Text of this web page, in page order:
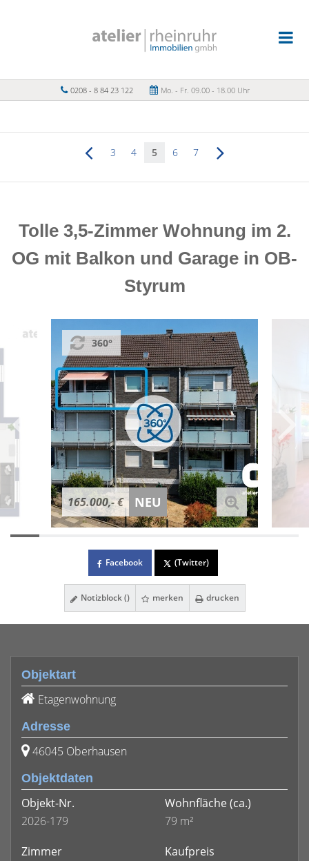
0208 - 8 84 23 122 Mo. - Fr. 09.00 - 18.00 Uhr
3 4 5 6 7
Tolle 3,5-Zimmer Wohnung im 2.
OG mit Balkon und Garage in OB-
Styrum
165.000,- € NEU
360°
Facebook (Twitter)
Notizblock () merken drucken
Objektart
Etagenwohnung
Adresse
46045 Oberhausen
Objektdaten
Objekt-Nr.
2026-179
Wohnfläche (ca.)
79 m²
Zimmer
Kaufpreis